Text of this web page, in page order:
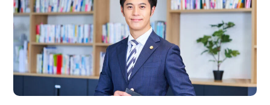
交通事故
遺産相続
労働問題